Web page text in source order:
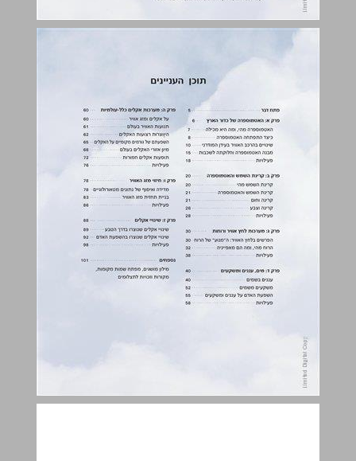
פתח דבר ... 5